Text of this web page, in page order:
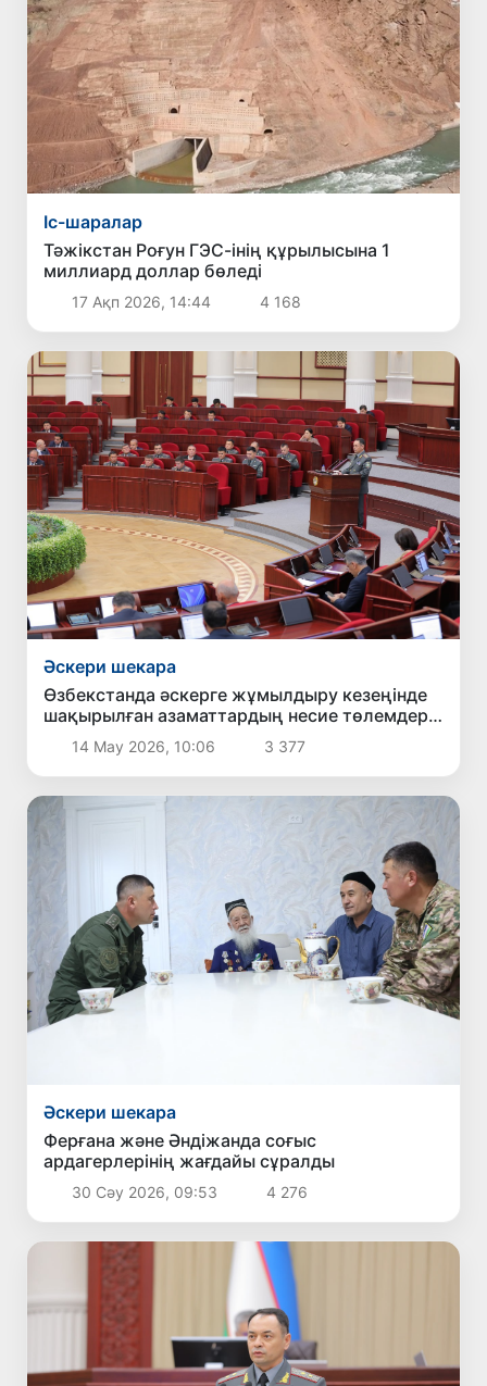
Іс-шаралар
Тәжікстан Роғун ГЭС-інің құрылысына 1
миллиард доллар бөледі
17 Ақп 2026, 14:44 4 168
Әскери шекара
Өзбекстанда әскерге жұмылдыру кезеңінде
шақырылған азаматтардың несие төлемдері
кейінге қалдырылады
14 Мау 2026, 10:06 3 377
Әскери шекара
Ферғана және Әндіжанда соғыс
ардагерлерінің жағдайы сұралды
30 Сәу 2026, 09:53 4 276